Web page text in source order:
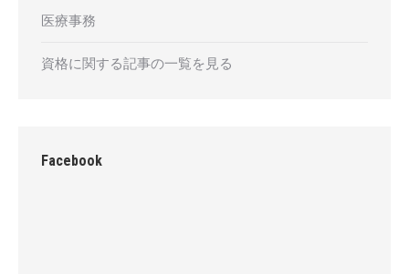
医療事務
資格に関する記事の一覧を見る
Facebook